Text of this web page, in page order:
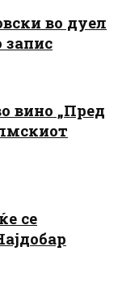
во дуел
запис
вино „Пред
се